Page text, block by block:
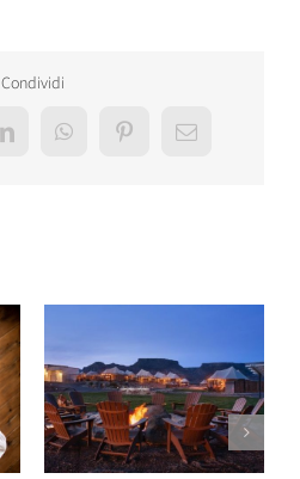
Condividi
LinkedInWhatsAppPinterestEmail